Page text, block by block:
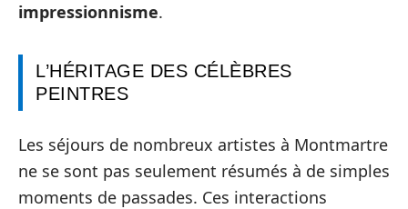
impressionnisme.
L’HÉRITAGE DES CÉLÈBRES
PEINTRES
Les séjours de nombreux artistes à Montmartre
ne se sont pas seulement résumés à de simples
moments de passades. Ces interactions